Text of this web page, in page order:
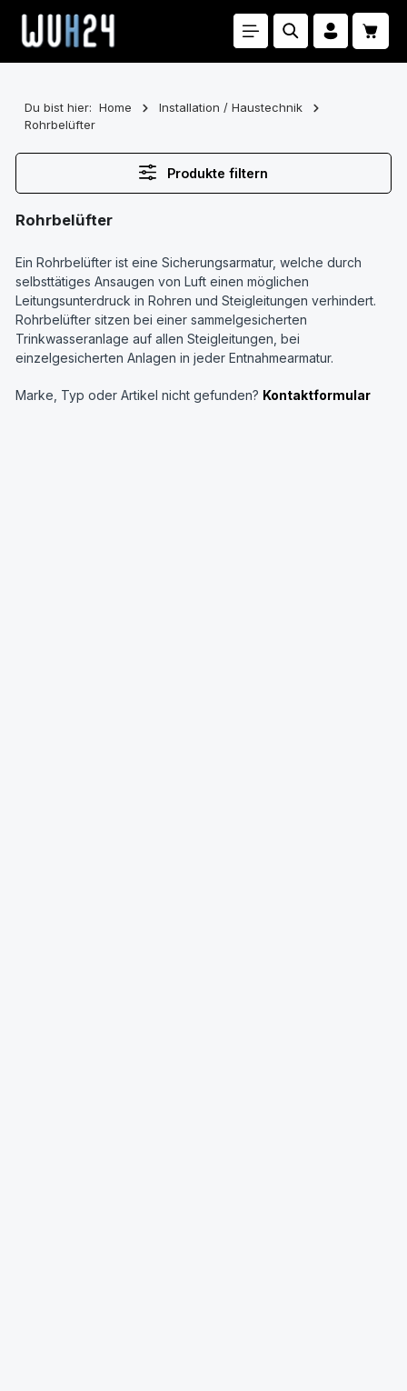
Zum Hauptinhalt springen
Du bist hier: Home
Installation / Haustechnik
Rohrbelüfter
Produkte filtern
Rohrbelüfter
Ein Rohrbelüfter ist eine Sicherungsarmatur, welche durch
selbsttätiges Ansaugen von Luft einen möglichen
Leitungsunterdruck in Rohren und Steigleitungen verhindert.
Rohrbelüfter sitzen bei einer sammelgesicherten
Trinkwasseranlage auf allen Steigleitungen, bei
einzelgesicherten Anlagen in jeder Entnahmearmatur.
Marke, Typ oder Artikel nicht gefunden? Kontaktformular